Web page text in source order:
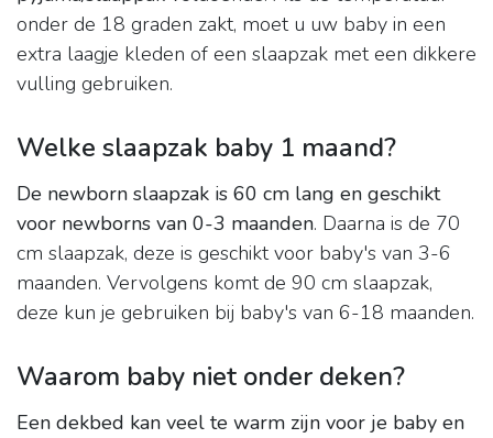
onder de 18 graden zakt, moet u uw baby in een
extra laagje kleden of een slaapzak met een dikkere
vulling gebruiken.
Welke slaapzak baby 1 maand?
De newborn slaapzak is 60 cm lang en geschikt
voor newborns van 0-3 maanden. Daarna is de 70
cm slaapzak, deze is geschikt voor baby's van 3-6
maanden. Vervolgens komt de 90 cm slaapzak,
deze kun je gebruiken bij baby's van 6-18 maanden.
Waarom baby niet onder deken?
Een dekbed kan veel te warm zijn voor je baby en